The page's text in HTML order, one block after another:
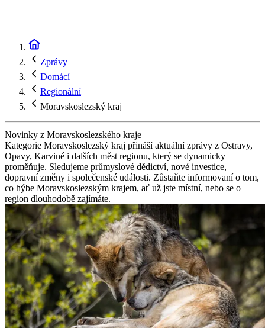
Zprávy
Domácí
Regionální
Moravskoslezský kraj
Novinky z Moravskoslezského kraje
Kategorie Moravskoslezský kraj přináší aktuální zprávy z Ostravy,
Opavy, Karviné i dalších měst regionu, který se dynamicky
proměňuje. Sledujeme průmyslové dědictví, nové investice,
dopravní změny i společenské události. Zůstaňte informovaní o tom,
co hýbe Moravskoslezským krajem, ať už jste místní, nebo se o
region dlouhodobě zajímáte.